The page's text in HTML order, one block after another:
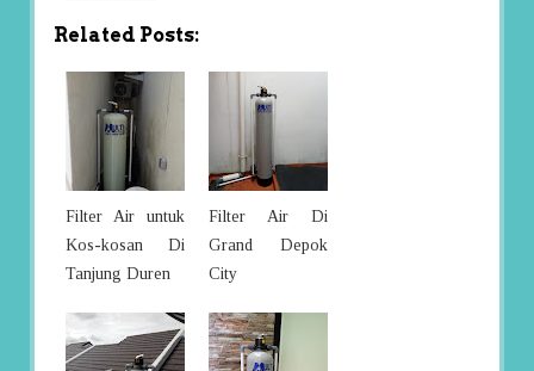
Related Posts:
Filter Air untuk
Kos-kosan Di
Tanjung Duren
Filter Air Di
Grand Depok
City